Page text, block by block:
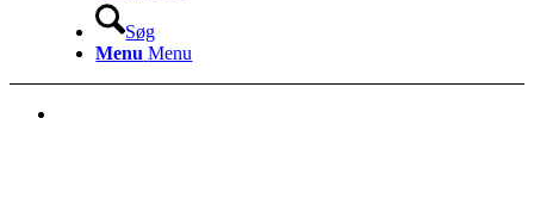
Søg
Menu Menu